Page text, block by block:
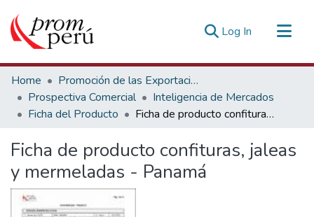
Log In (current)
Communities & Collections
All of DSpace
Statistics
Home
Promoción de las Exportaciones
Prospectiva Comercial
Inteligencia de Mercados
Ficha del Producto
Ficha de producto confituras, jaleas y mermeladas - Panamá
Ficha de producto confituras, jaleas
y mermeladas - Panamá